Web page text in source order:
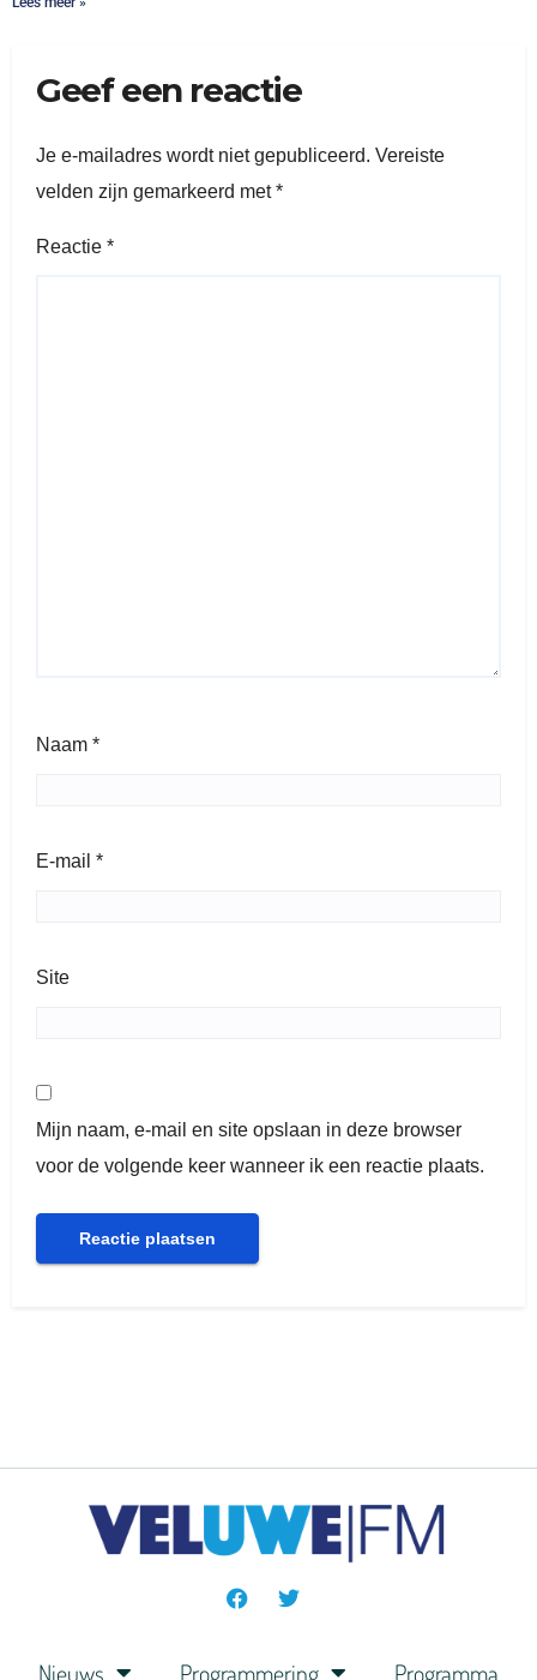
Geef een reactie
Je e-mailadres wordt niet gepubliceerd. Vereiste
velden zijn gemarkeerd met*
Reactie *
Naam *
E-mail *
Site
Mijn naam, e-mail en site opslaan in deze browser
voor de volgende keer wanneer ik een reactie plaats.
Nieuws Programmering Programma